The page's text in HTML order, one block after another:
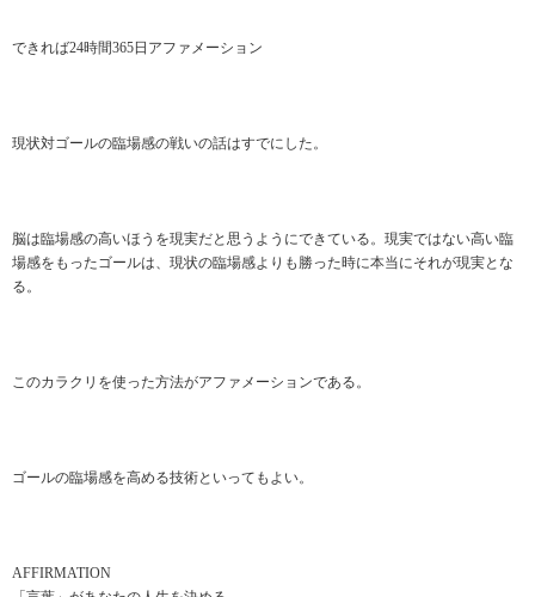
できれば24時間365日アファメーション
現状対ゴールの臨場感の戦いの話はすでにした。
脳は臨場感の高いほうを現実だと思うようにできている。現実ではない高い臨
場感をもったゴールは、現状の臨場感よりも勝った時に本当にそれが現実とな
る。
このカラクリを使った方法がアファメーションである。
ゴールの臨場感を高める技術といってもよい。
AFFIRMATION